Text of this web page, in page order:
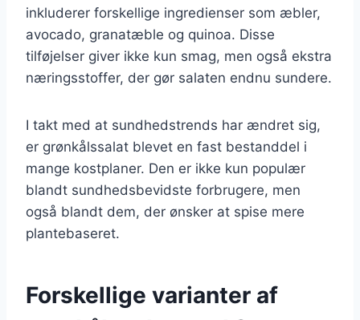
inkluderer forskellige ingredienser som æbler,
avocado, granatæble og quinoa. Disse
tilføjelser giver ikke kun smag, men også ekstra
næringsstoffer, der gør salaten endnu sundere.
I takt med at sundhedstrends har ændret sig,
er grønkålssalat blevet en fast bestanddel i
mange kostplaner. Den er ikke kun populær
blandt sundhedsbevidste forbrugere, men
også blandt dem, der ønsker at spise mere
plantebaseret.
Forskellige varianter af